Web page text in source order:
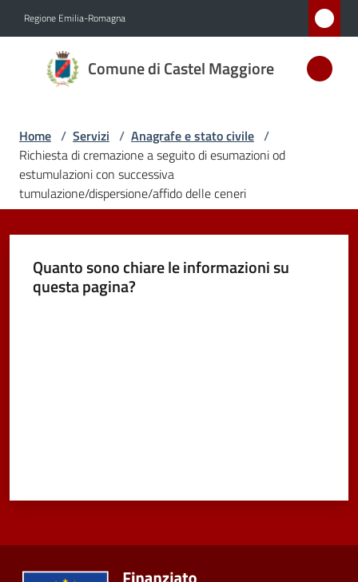
Regione Emilia-Romagna
Comune di Castel Maggiore
Comune
di Castel
D'ARGENTO
AL MERITO
CIVILE
Novità
Home / Servizi / Anagrafe e stato civile /
Richiesta di cremazione a seguito di esumazioni od
estumulazioni con successiva
tumulazione/dispersione/affido delle ceneri
Quanto sono chiare le informazioni su
questa pagina?